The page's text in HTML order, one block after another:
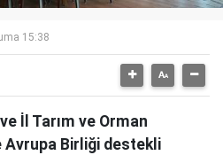
15:38
İl Tarım ve Orman
Avrupa Birliği destekli